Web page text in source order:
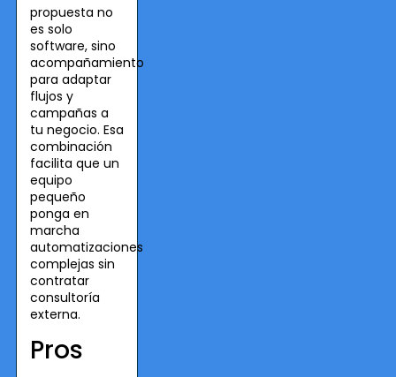
propuesta no
es solo
software, sino
acompañamiento
para adaptar
flujos y
campañas a
tu negocio. Esa
combinación
facilita que un
equipo
pequeño
ponga en
marcha
automatizaciones
complejas sin
contratar
consultoría
externa.
Pros